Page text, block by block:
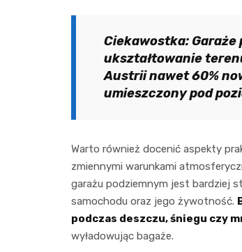
Ciekawostka:
ukształtowanie
Austrii nawet 60%
umieszczony pod
Warto również docenić aspekty
zmiennymi warunkami
garażu podziemnym jest bardziej
samochodu oraz jego żywotność.
podczas deszczu, śniegu czy
wyładowując bagaże.